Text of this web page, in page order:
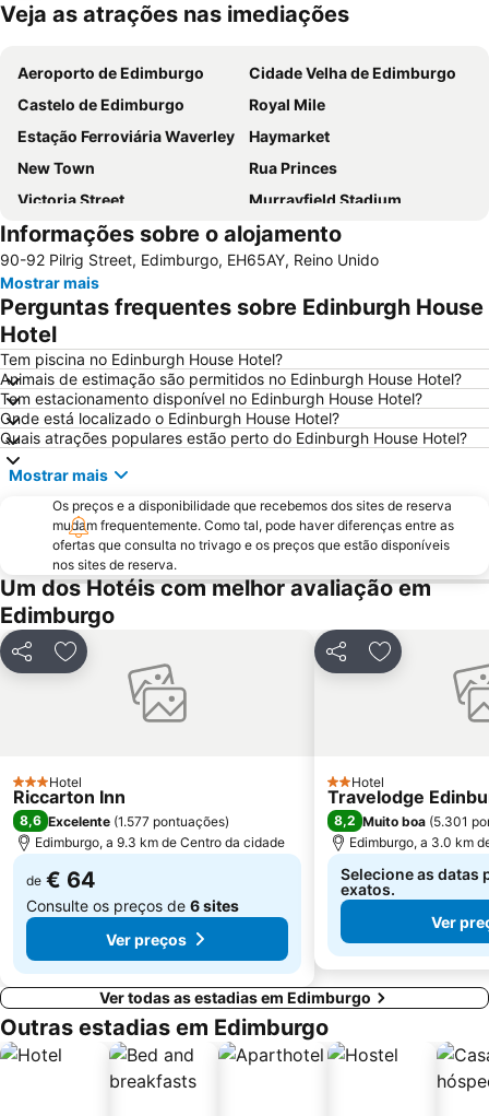
Ampliar mapa
Veja as atrações nas imediações
Aeroporto de Edimburgo
Cidade Velha de Edimburgo
Castelo de Edimburgo
Royal Mile
Estação Ferroviária Waverley
Haymarket
New Town
Rua Princes
Victoria Street
Murrayfield Stadium
Grassmarket
Leith
Galeria Nacional da Escócia
Museu Nacional da Escócia
City Art Centre
The Royal Mile Gallery
St James Quarter
The Witchery by the Castle
Edinburgh Park
Scott Monument
Stockbridge
Marchmont
Cowgate
Greyfriars Kirk
Holyrood Park
Portobello
Edinburgh Zoo
Royal Terrace Gardens
Royal Botanic Garden Edinburgh
Ocean Terminal
Edinburgh Dungeon
Rose Street
University of Edinburgh
Dean Village
Morningside
Davidson's Mains
Informações sobre o alojamento
90-92 Pilrig Street, Edimburgo, EH65AY, Reino Unido
Mostrar mais
Perguntas frequentes sobre Edinburgh House
Hotel
Tem piscina no Edinburgh House Hotel?
Animais de estimação são permitidos no Edinburgh House Hotel?
Tem estacionamento disponível no Edinburgh House Hotel?
Onde está localizado o Edinburgh House Hotel?
Quais atrações populares estão perto do Edinburgh House Hotel?
Mostrar mais
Os preços e a disponibilidade que recebemos dos sites de reserva
mudam frequentemente. Como tal, pode haver diferenças entre as
ofertas que consulta no trivago e os preços que estão disponíveis
nos sites de reserva.
Um dos Hotéis com melhor avaliação em
Edimburgo
PartilharAdicionar aos favoritos
3 Estrelas
Hotel
Riccarton Inn
8,6 Excelente (1.577 pontuações)
Edimburgo, a 9.3 km de Centro da cidade
de € 64
Consulte os preços de 6 sites
Ver preços
PartilharAdicionar
2 Estrelas
Hotel
Travelodge
8,2 Muito boa (5.301
Edimburgo, a 3.0 km
Selecione as datas
exatos.
Ver
Ver todas as estadias em Edimburgo
Outras estadias em Edimburgo